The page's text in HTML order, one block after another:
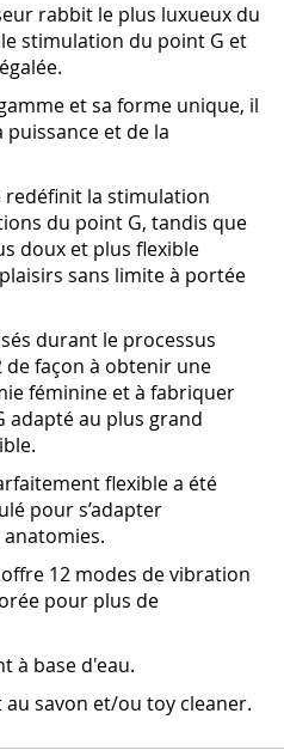
rabbit le plus luxueux du
stimulation du point G et
et sa forme unique, il
puissance et de la
redéfinit la stimulation
du point G, tandis que
doux et plus flexible
sans limite à portée
durant le processus
de façon à obtenir une
féminine et à fabriquer
adapté au plus grand
flexible a été
pour s’adapter
12 modes de vibration
pour plus de
à base d'eau.
au savon et/ou toy cleaner.